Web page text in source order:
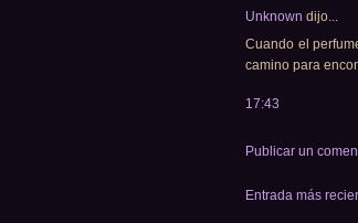
Unknown dijo...
Cuando el
camino para
17:43
Publicar un
Entrada más